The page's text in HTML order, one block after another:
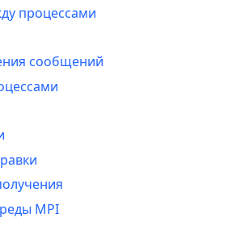
процессами
сообщений
MPI